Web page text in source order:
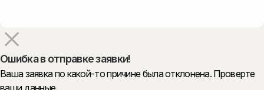
Ошибка в отправке заявки!
Ваша заявка по какой-то причине была отклонена. Проверте
ваши данные.